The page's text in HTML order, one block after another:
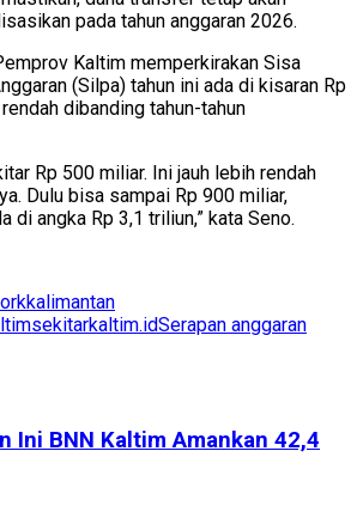
pada tahun anggaran 2026.
Kaltim memperkirakan Sisa
(Silpa) tahun ini ada di kisaran Rp
dibanding tahun-tahun
Rp 500 miliar. Ini jauh lebih rendah
Dulu bisa sampai Rp 900 miliar,
di angka Rp 3,1 triliun,” kata Seno.
kalimantan
sekitarkaltim.idSerapan anggaran
Ini BNN Kaltim Amankan 42,4